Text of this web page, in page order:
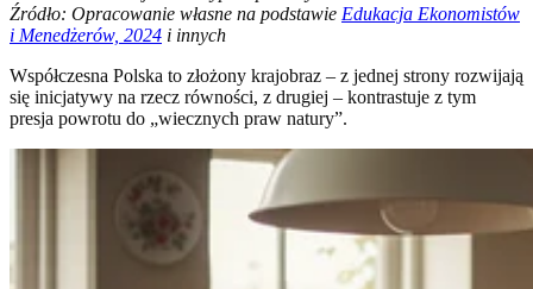
Źródło: Opracowanie własne na podstawie Edukacja Ekonomistów
i Menedżerów, 2024 i innych
Współczesna Polska to złożony krajobraz – z jednej strony rozwijają
się inicjatywy na rzecz równości, z drugiej – kontrastuje z tym
presja powrotu do „wiecznych praw natury”.